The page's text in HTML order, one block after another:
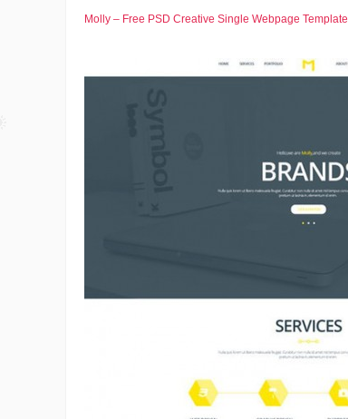
Molly – Free PSD Creative Single Webpage Template